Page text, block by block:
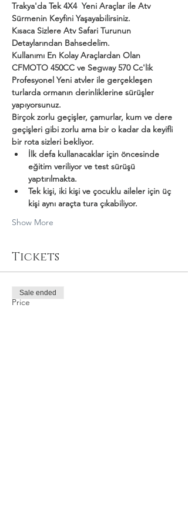
Trakya'da Tek 4X4  Yeni Araçlar ile Atv
Sürmenin Keyfini Yaşayabilirsiniz.
Kısaca Sizlere Atv Safari Turunun
Detaylarından Bahsedelim.
Kullanımı En Kolay Araçlardan Olan
CFMOTO 450CC ve Segway 570 Cc'lik
Profesyonel Yeni atvler ile gerçekleşen
turlarda ormanın derinliklerine sürüşler
yapıyorsunuz.
Birçok zorlu geçişler, çamurlar, kum ve dere
geçişleri gibi zorlu ama bir o kadar da keyifli
bir rota sizleri bekliyor.
İlk defa kullanacaklar için öncesinde
eğitim veriliyor ve test sürüşü
yaptırılmakta.
Tek kişi, iki kişi ve çocuklu aileler için üç
kişi aynı araçta tura çıkabiliyor.
Show More
Tickets
Price
Sale ended